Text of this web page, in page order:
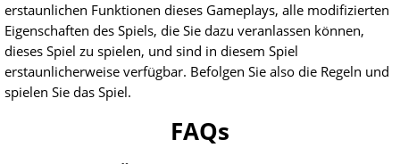
erstaunlichen Funktionen dieses Gameplays, alle modifizierten
Eigenschaften des Spiels, die Sie dazu veranlassen können,
dieses Spiel zu spielen, und sind in diesem Spiel
erstaunlicherweise verfügbar. Befolgen Sie also die Regeln und
spielen Sie das Spiel.
FAQs